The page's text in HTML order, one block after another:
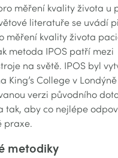
měření kvality života u
literatuře se uvádí
měření kvality života
metoda IPOS patří mezi
na světě. IPOS byl
King’s College v
verzi původního
tak, aby co nejlépe
praxe.
metodiky